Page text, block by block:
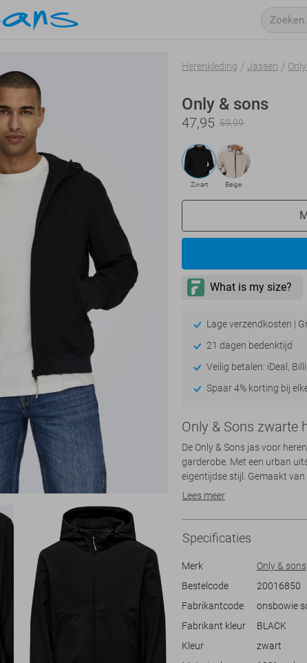
Herenkleding Jassen
Only & sons
47,95 59,99
Zwart Beige
Lage verzendkosten |
21 dagen bedenktijd
Veilig betalen: iDeal,
Spaar 4% korting bij
Only & Sons zwarte
De Only & Sons jas voor
garderobe. Met een urban
eigentijdse stijl. Gemaakt
comfortabele pasvorm die
spullen. Dankzij de
onverwachte
een strakke en moderne look.
Met zijn regular fit en lange
waardoor jij hem kunt
uitje. De ritssluiting maakt
en de stevige stof zorgt
Lees meer
Specificaties
Merk
Only & sons
Bestelcode
20016850
Fabrikantcode
onsbowie
Fabrikant kleur
BLACK
Kleur
zwart